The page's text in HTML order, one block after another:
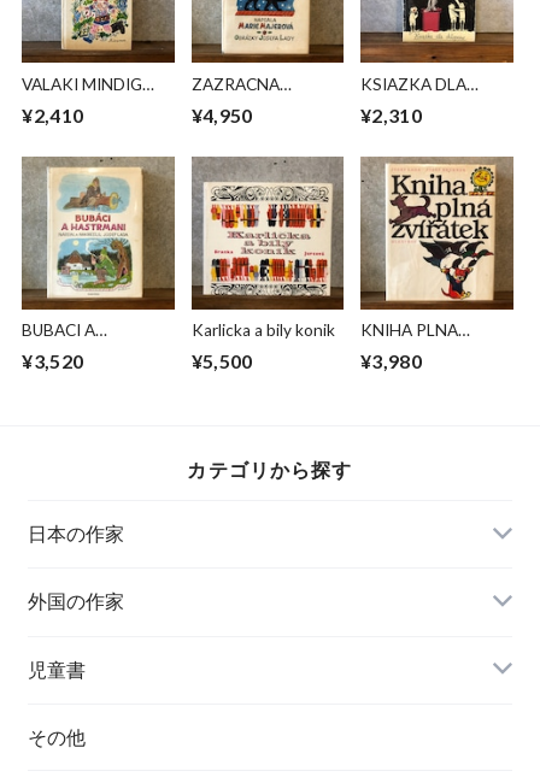
VALAKI MINDIG
¥2,410
ZAZRACNA
¥4,950
KSIAZKA DLA
¥2,310
BUBACI A
¥3,520
Karlicka a bily konik
¥5,500
KNIHA PLNA
¥3,980
カテゴリから探す
日本の作家
外国の作家
チェコ
ハンガリー
児童書
その他